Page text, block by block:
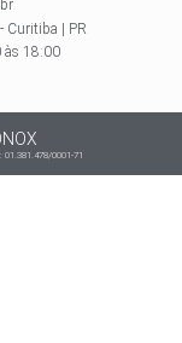
Curitiba | PR
às 18:00
01.381.478/0001-71